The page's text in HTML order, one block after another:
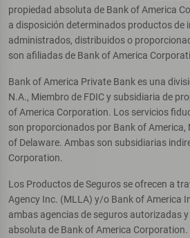
propiedad absoluta de Bank of America
a disposición determinados productos de
administrados, distribuidos o
son afiliadas de Bank of America
Bank of America Private Bank es una
N.A., Miembro de FDIC y subsidiaria de
of America Corporation. Los servicios
son proporcionados por Bank of America,
of Delaware. Ambas son subsidiarias
Corporation.
Los Productos de Seguros se ofrecen a
Agency Inc. (MLLA) y/o Bank of America
ambas agencias de seguros autorizadas
absoluta de Bank of America Corporation.